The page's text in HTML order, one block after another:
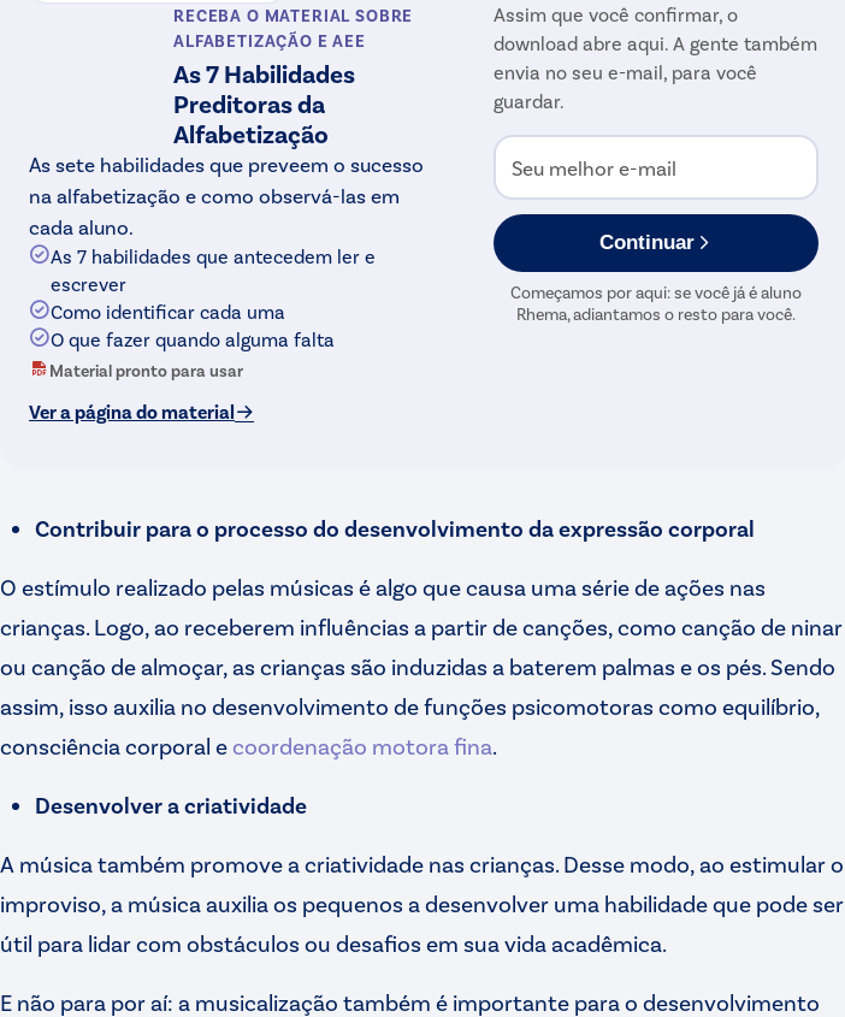
RECEBA O MATERIAL SOBRE
ALFABETIZAÇÃO E AEE
As 7 Habilidades
Preditoras da
Alfabetização
As sete habilidades que preveem o sucesso
na alfabetização e como observá-las em
cada aluno.
As 7 habilidades que antecedem ler e
escrever
Como identificar cada uma
O que fazer quando alguma falta
Material pronto para usar
Ver a página do material
Assim que você confirmar, o
download abre aqui. A gente também
envia no seu e-mail, para você
guardar.
Seu melhor e-mail
Continuar
Começamos por aqui: se você já é aluno
Rhema, adiantamos o resto para você.
Contribuir para o processo do desenvolvimento da expressão corporal
O estímulo realizado pelas músicas é algo que causa uma série de ações nas
crianças. Logo, ao receberem influências a partir de canções, como canção de ninar
ou canção de almoçar, as crianças são induzidas a baterem palmas e os pés. Sendo
assim, isso auxilia no desenvolvimento de funções psicomotoras como equilíbrio,
consciência corporal ecoordenação motora fina.
Desenvolver a criatividade
A música também promove a criatividade nas crianças. Desse modo, ao estimular o
improviso, a música auxilia os pequenos a desenvolver uma habilidade que pode ser
útil para lidar com obstáculos ou desafios em sua vida acadêmica.
E não para por aí: a musicalização também é importante para o desenvolvimento